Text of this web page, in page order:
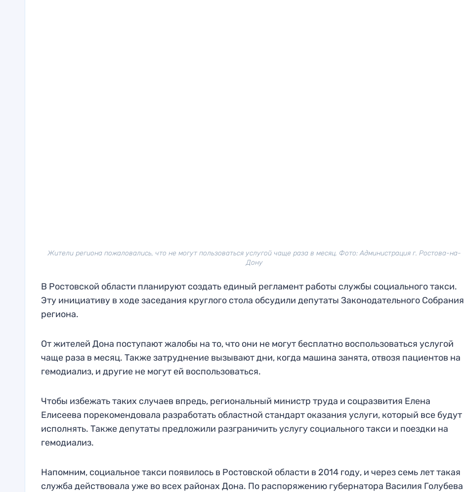
Жители региона пожаловались, что не могут пользоваться услугой чаще раза в месяц. Фото: Администрация г. Ростова-на-
Дону
В Ростовской области планируют создать единый регламент работы службы социального такси.
Эту инициативу в ходе заседания круглого стола обсудили депутаты Законодательного Собрания
региона.
От жителей Дона поступают жалобы на то, что они не могут бесплатно воспользоваться услугой
чаще раза в месяц. Также затруднение вызывают дни, когда машина занята, отвозя пациентов на
гемодиализ, и другие не могут ей воспользоваться.
Чтобы избежать таких случаев впредь, региональный министр труда и соцразвития Елена
Елисеева порекомендовала разработать областной стандарт оказания услуги, который все будут
исполнять. Также депутаты предложили разграничить услугу социального такси и поездки на
гемодиализ.
Напомним, социальное такси появилось в Ростовской области в 2014 году, и через семь лет такая
служба действовала уже во всех районах Дона. По распоряжению губернатора Василия Голубева